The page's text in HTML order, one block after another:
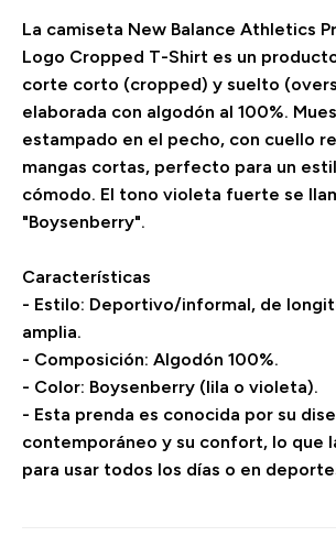
La camiseta New Balance Athletics
Logo Cropped T-Shirt es un
corte corto (cropped) y suelto
elaborada con algodón al 100%.
estampado en el pecho, con cuello
mangas cortas, perfecto para un
cómodo. El tono violeta fuerte se
"Boysenberry".
Características
- Estilo: Deportivo/informal, de
amplia.
- Composición: Algodón 100%.
- Color: Boysenberry (lila o violeta).
- Esta prenda es conocida por su
contemporáneo y su confort, lo que
para usar todos los días o en